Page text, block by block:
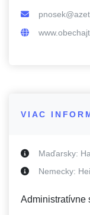
VIAC
Maďarsky:
Nemecky:
Administratívne